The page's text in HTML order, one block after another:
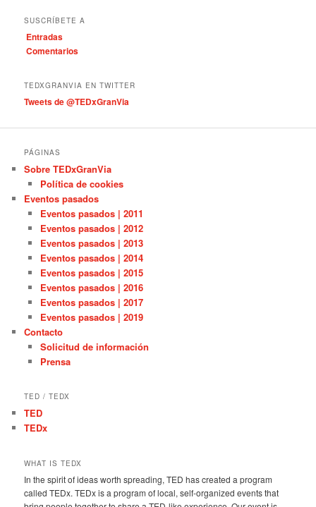
e
g
o
a
s
SUSCRÍBETE A
Entradas
Comentarios
TEDXGRANVIA EN TWITTER
Tweets de @TEDxGranVia
PÁGINAS
Sobre TEDxGranVia
Política de cookies
Eventos pasados
Eventos pasados | 2011
Eventos pasados | 2012
Eventos pasados | 2013
Eventos pasados | 2014
Eventos pasados | 2015
Eventos pasados | 2016
Eventos pasados | 2017
Eventos pasados | 2019
Contacto
Solicitud de información
Prensa
TED / TEDX
TED
TEDx
WHAT IS TEDX
In the spirit of ideas worth spreading, TED has created a program
called TEDx. TEDx is a program of local, self-organized events that